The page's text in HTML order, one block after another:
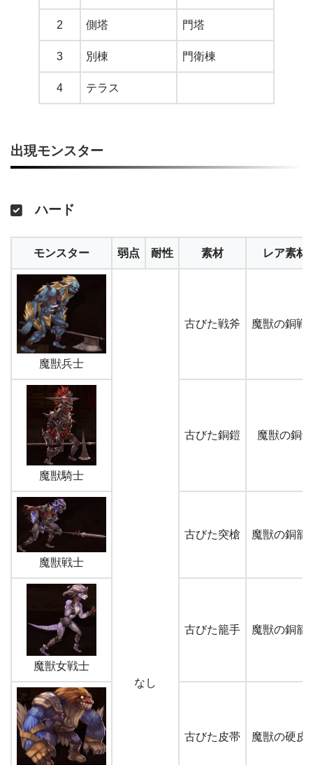
2 側塔 門塔
3 別棟 門衛棟
4 テラス
出現モンスター
ハード
モンスター 弱点 耐性 素材 レア素材
魔獣兵士
なし
古びた戦斧 魔獣の銅戦
魔獣騎士
古びた銅鎧 魔獣の銅鎧
魔獣戦士
古びた突槍 魔獣の銅籠
魔獣女戦士
古びた籠手 魔獣の銅籠
古びた皮帯 魔獣の硬皮